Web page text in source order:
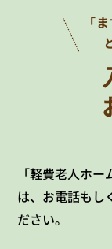
「
「軽費老人ホ
は、お電話もし
ださい。